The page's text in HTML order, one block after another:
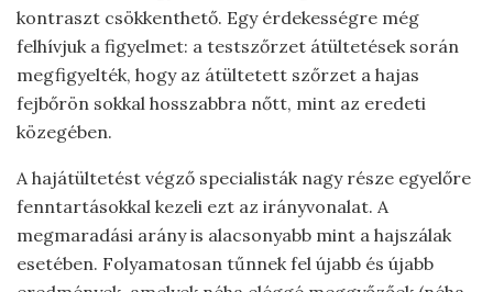
kontraszt csökkenthető. Egy érdekességre még
felhívjuk a figyelmet: a testszőrzet átültetések során
megfigyelték, hogy az átültetett szőrzet a hajas
fejbőrön sokkal hosszabbra nőtt, mint az eredeti
közegében.
A hajátültetést végző specialisták nagy része egyelőre
fenntartásokkal kezeli ezt az irányvonalat. A
megmaradási arány is alacsonyabb mint a hajszálak
esetében. Folyamatosan tűnnek fel újabb és újabb